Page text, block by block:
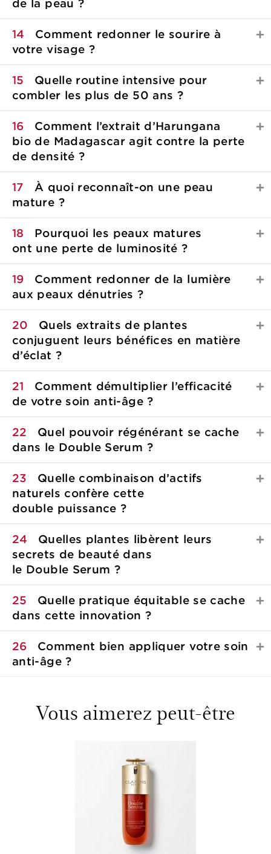
de la peau ?
14
Comment redonner le sourire à
votre visage ?
15
Quelle routine intensive pour
combler les plus de 50 ans ?
16
Comment l’extrait d’Harungana
bio de Madagascar agit contre la perte
de densité ?
17
À quoi reconnaît-on une peau
mature ?
18
Pourquoi les peaux matures
ont une perte de luminosité ?
19
Comment redonner de la lumière
aux peaux dénutries ?
20
Quels extraits de plantes
conjuguent leurs bénéfices en matière
d’éclat ?
21
Comment démultiplier l’efficacité
de votre soin anti-âge ?
22
Quel pouvoir régénérant se cache
dans le Double Serum ?
23
Quelle combinaison d’actifs
naturels confère cette
double puissance ?
24
Quelles plantes libèrent leurs
secrets de beauté dans
le Double Serum ?
25
Quelle pratique équitable se cache
dans cette innovation ?
26
Comment bien appliquer votre soin
anti-âge ?
Vous aimerez peut-être